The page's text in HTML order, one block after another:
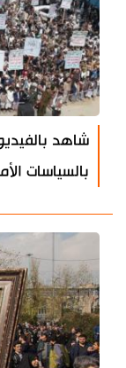
شاهد
بالسياسات